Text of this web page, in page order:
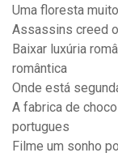
Uma floresta
Assassins creed
Baixar luxúria
romântica
Onde está
A fabrica de
portugues
Filme um sonho